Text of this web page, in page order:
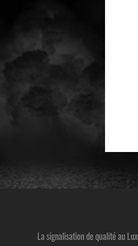
La signalisation de qualité au